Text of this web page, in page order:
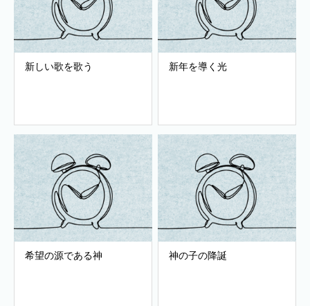
新しい歌を歌う 新年を導く光
希望の源である神 神の子の降誕